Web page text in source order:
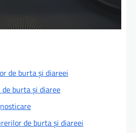
de burta și diareei
burta și diaree
de burta și diareei